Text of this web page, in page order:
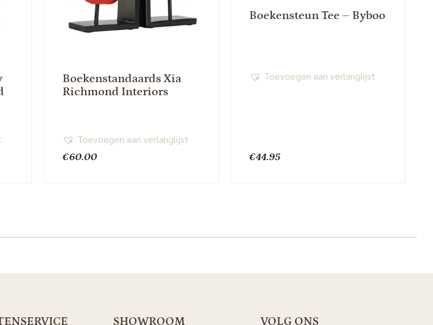
Boekenstandaards Xia
Richmond Interiors
€60.00
Toevoegen aan verlanglijst
Boekensteun Tee – Byboo
€44.95
Toevoegen aan verlanglijst
SHOWROOM VOLG ONS